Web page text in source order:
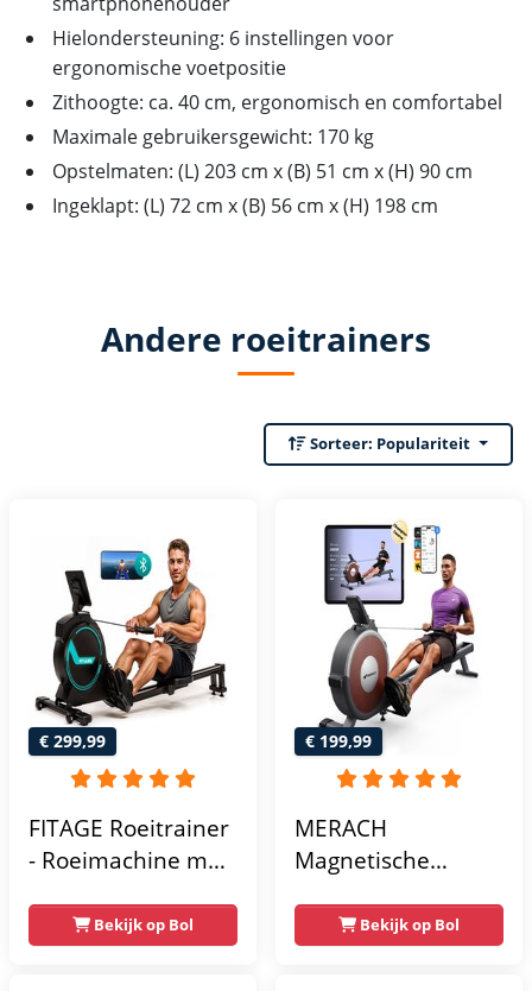
Hielondersteuning: 6 instellingen voor
ergonomische voetpositie
Zithoogte: ca. 40 cm, ergonomisch en comfortabel
Maximale gebruikersgewicht: 170 kg
Opstelmaten: (L) 203 cm x (B) 51 cm x (H) 90 cm
Ingeklapt: (L) 72 cm x (B) 56 cm x (H) 198 cm
Andere roeitrainers
Sorteer: Populariteit
€ 299,99
FITAGE Roeitrainer
- Roeimachine met
& App - Inklapbaar
Roeiapparaat met
Bekijk op Bol
€ 199,99
MERACH
Magnetische
bluetooth - 16
weerstandsniveaus
Bekijk op Bol